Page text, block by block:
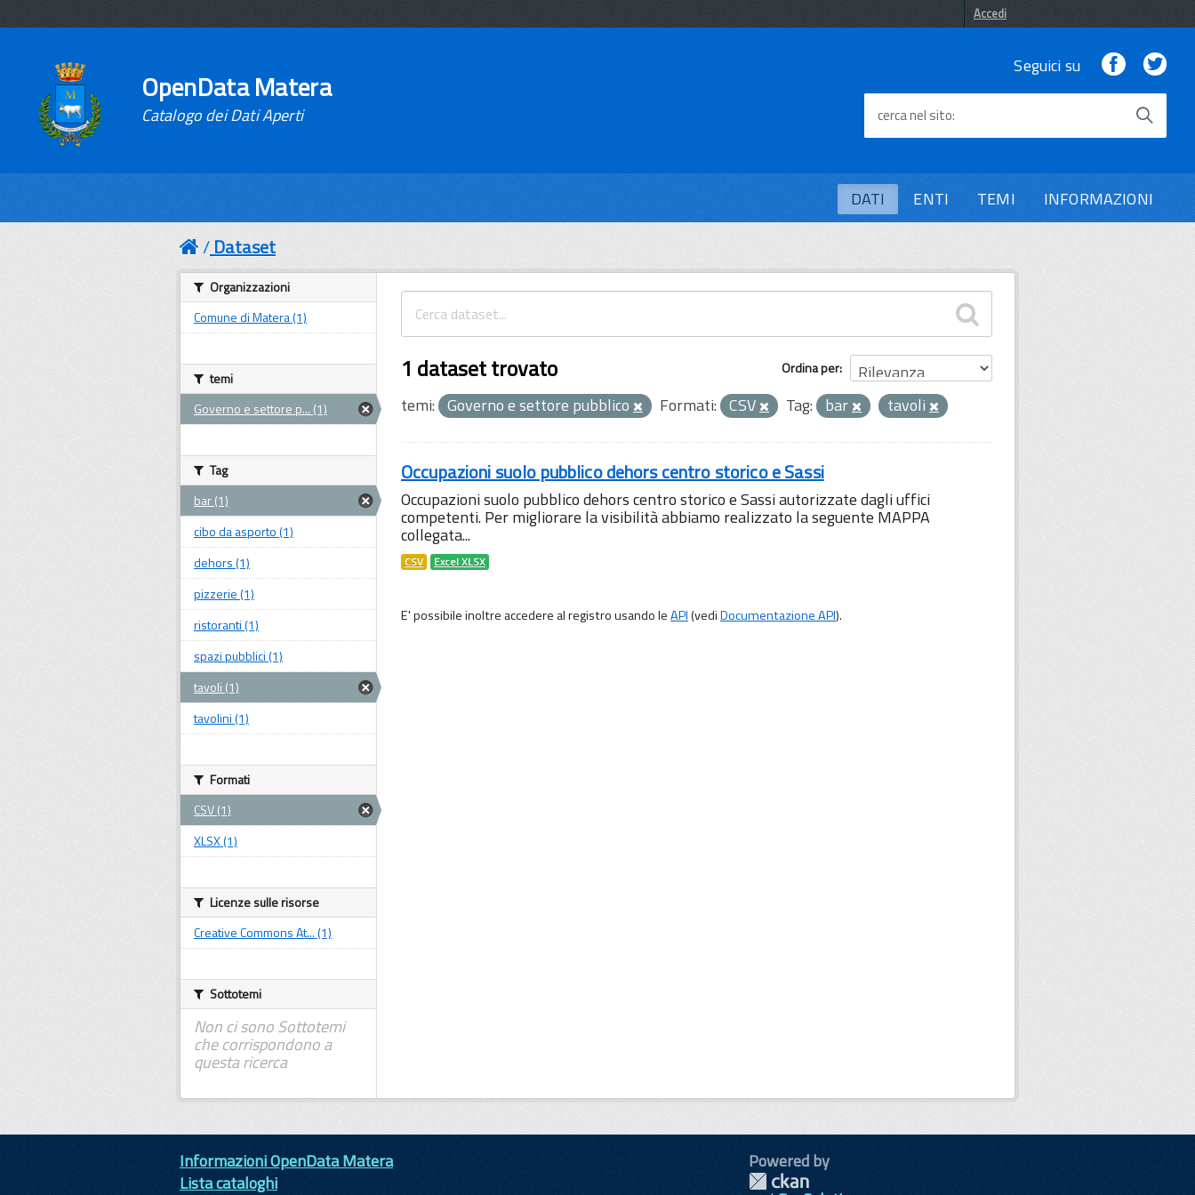
Accedi
OpenData Matera
Catalogo dei Dati Aperti
Seguici su Facebook
cerca nel sito
DATI ENTI TEMI INFORMAZIONI
Dataset
Ordina per
1 dataset trovato
temi: Governo e settore pubblico Formati: CSV Tag: bar tavoli
Occupazioni suolo pubblico dehors centro storico e Sassi
Occupazioni suolo pubblico dehors centro storico e Sassi autorizzate dagli uffici
competenti. Per migliorare la visibilità abbiamo realizzato la seguente MAPPA
collegata...
CSV Excel XLSX
E' possibile inoltre accedere al registro usando leAPI(vediDocumentazione API).
Organizzazioni
Comune di Matera (1)
temi
Governo e settore p... (1)
Tag
bar (1)
cibo da asporto (1)
dehors (1)
pizzerie (1)
ristoranti (1)
spazi pubblici (1)
tavoli (1)
tavolini (1)
Formati
CSV (1)
XLSX (1)
Licenze sulle risorse
Creative Commons At... (1)
Sottotemi
Non ci sono Sottotemi
che corrispondono a
questa ricerca
Informazioni OpenData Matera
Lista cataloghi
Powered by